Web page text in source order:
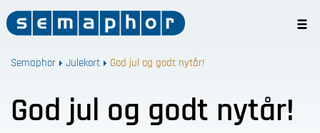
Semaphor Julekort God jul og godt nytår!
God jul og godt nytår!